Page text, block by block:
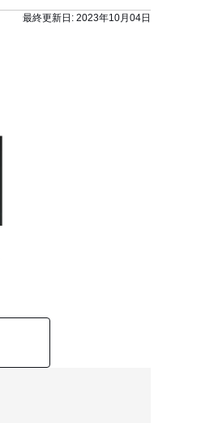
最終更新日: 2023年10月04日